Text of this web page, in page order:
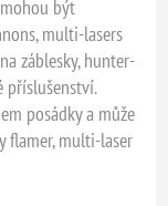
být
multi-lasers
záblesky, hunter-
příslušenství.
posádky a může
flamer, multi-laser